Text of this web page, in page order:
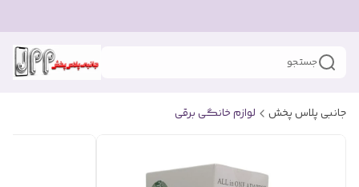
جستجو
جانبی پلاس پخش لوازم خانگی برقی